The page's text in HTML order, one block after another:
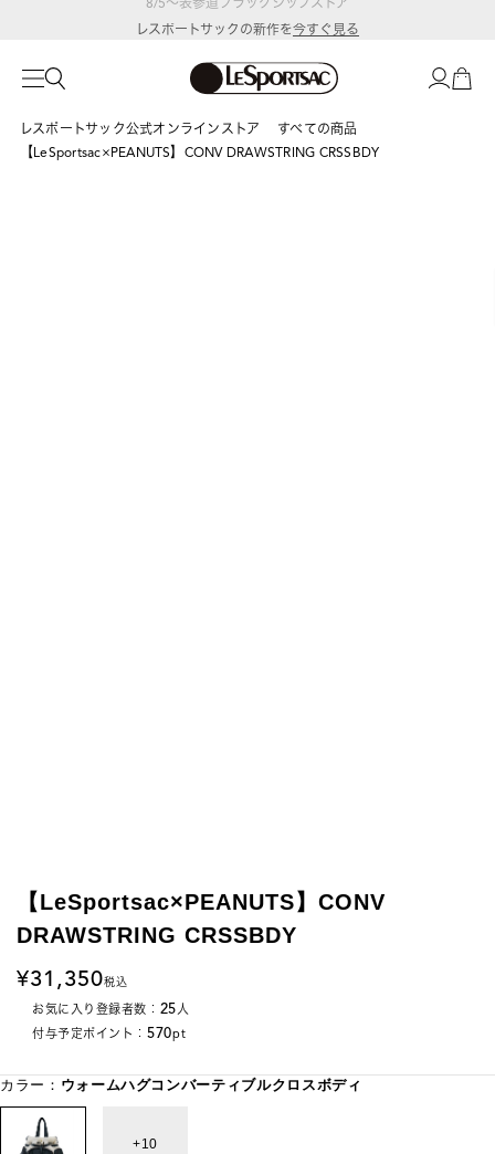
レスポートサックの新作を今すぐ見る
レスポートサック公式オンラインストア
すべての商品
【LeSportsac×PEANUTS】CONV DRAWSTRING CRSSBDY
【LeSportsac×PEANUTS】CONV
DRAWSTRING CRSSBDY
31,350税込
お気に入り登録者数： 25人
付与予定ポイント： 570pt
カラー： ウォームハグコンバーティブルクロスボディ
10